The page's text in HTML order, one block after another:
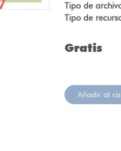
Tipo de
Tipo de
Gratis
Añadir al